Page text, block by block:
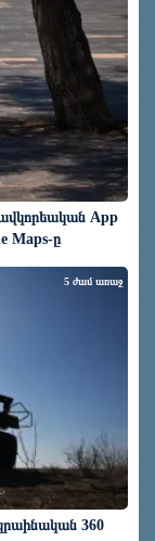
App
Maps-ը
360
5 ժամ առաջ